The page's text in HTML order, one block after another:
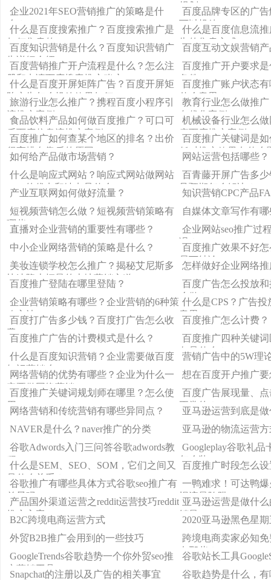
规划
企业2021年SEO营销推广的策略是什
么？
百度品牌专区的广
可以投放
什么是百度搜索推广？百度搜索推广是
如何售卖的
什么是百度信息流
告的售卖方式
百度知识营销是什么？百度知识营销广
告详细介绍
百度互动文娱营销
百度营销推广开户流程是什么？怎么注
册和申请百度搜索推广账户
百度推广开户要求
条件
什么是百度开屏矩阵广告？百度开屏矩
阵广告怎么投放效果如何
百度推广账户状态
什么意思？
旅游行业怎么推广？携程百度小程序引
流推广案例
教育行业怎么做推
向优化案例
食品饮料产品如何做百度推广？可口可
乐百度信息流推广案例
机械设备行业怎么
疗百度推广案例
百度推广如何查某个地区的排名？出价
很高排名靠后的原因
百度推广关键词是
低对推广效果有什么
如何给产品做市场营销？
网站运营包括哪些？
什么是响应式网站？响应式网站做网站
SEO的优点和缺点是什么
百青藤开屏广告多
足预期怎么解决？
产业互联网如何做好流量？
知识营销CPC产品
短视频营销怎么做？短视频营销策略有
哪些？
自媒体文章写作有
直播对企业营销的重要性有哪些？
企业网站seo推广过
误？
中小企业网络营销的策略是什么？
百度推广效果不好
易下结论
美妆连锁学校怎么推广？揭秘艾尼斯多
快速降本拓量的本地营销之道
怎样做好企业网络推
百度推广登陆在哪里登陆？
百度广告怎么投放
么做？
企业营销策略有哪些？企业营销的6种策
略方法
什么是CPS？广告投
意思
百度打广告多少钱？百度打广告怎么收
费
百度推广怎么计费？
百度推广广告的计费模式是什么？
百度推广四种关键
各是什么？
什么是百度知识营销？企业需要做百度
知识营销么
营销广告中的5W理
网络营销的优势有哪些？企业为什么一
定要做网络营销
想在百度开户推广
百度推广关键词规划师在哪里？怎么使
用
百度广告展现量、
正常的？
网络营销和传统营销有哪些异同点？
亚马逊运营到底是
NAVER是什么？naver推广的分类
亚马逊的物流运营
谷歌Adwords入门三问答谷歌adwords教
程
Googleplay谷歌礼品
怎么装googleplay
什么是SEM、SEO、SOM，它们之间又
是什么关系？
百度推广时段怎么
谷歌推广有哪些具体方式谷歌seo推广有
前景吗
一鸭难求！可达鸭
惕流量陷阱
产品国外渠道运营之reddit运营技巧reddit
推广方案
亚马逊运营是做什
销量
B2C跨境电商运营方式
2020亚马逊黑色星
外贸B2B推广会用到的一些技巧
跨境电商卖家必知
有那些？
GoogleTrends谷歌趋势一个你外贸seo推
广营销工具
谷歌站长工具
Snapchat的注册以及广告的相关事宜
谷歌趋势是什么，